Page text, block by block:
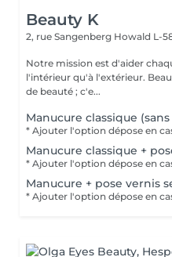
Beauty K
2, rue Sangenberg Howald L-
Notre mission est d'aider
l'intérieur qu'à l'extérieur.
de beauté ; c'e...
Manucure classique
* Ajouter l'option dépose en
Manucure classique +
* Ajouter l'option dépose en
Manucure + pose vernis
* Ajouter l'option dépose en